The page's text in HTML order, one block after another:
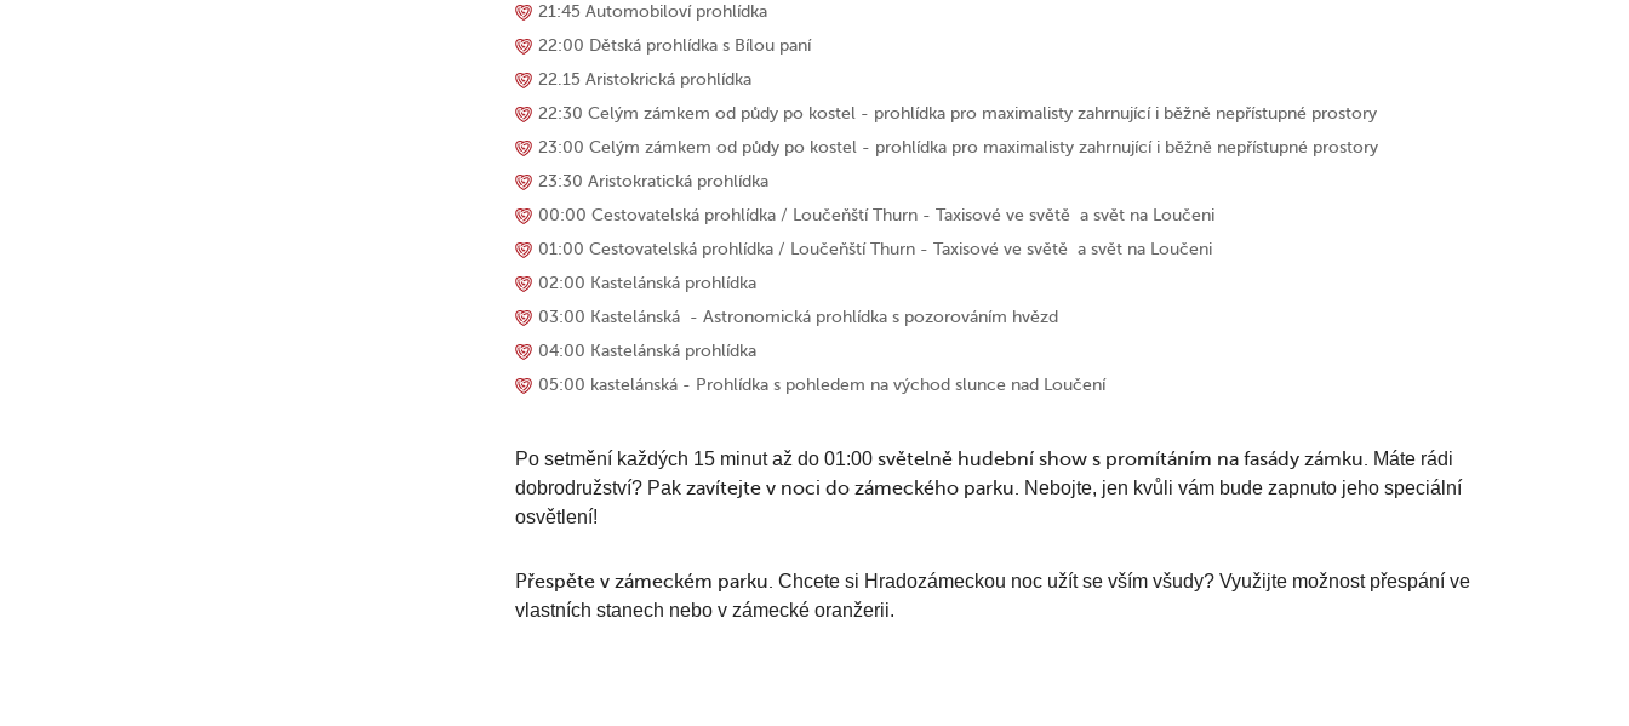
21:45 Automobiloví prohlídka
22:00 Dětská prohlídka s Bílou paní
22.15 Aristokrická prohlídka
22:30 Celým zámkem od půdy po kostel - prohlídka pro maximalisty zahrnující i běžně nepřístupné prostory
23:00 Celým zámkem od půdy po kostel - prohlídka pro maximalisty zahrnující i běžně nepřístupné prostory
23:30 Aristokratická prohlídka
00:00 Cestovatelská prohlídka / Loučeňští Thurn - Taxisové ve světě a svět na Loučeni
01:00 Cestovatelská prohlídka / Loučeňští Thurn - Taxisové ve světě a svět na Loučeni
02:00 Kastelánská prohlídka
03:00 Kastelánská - Astronomická prohlídka s pozorováním hvězd
04:00 Kastelánská prohlídka
05:00 kastelánská - Prohlídka s pohledem na východ slunce nad Loučení
Po setmění každých 15 minut až do 01:00 světelně hudební show s promítáním na fasády zámku. Máte rádi
dobrodružství? Pakzavítejte v noci do zámeckého parku. Nebojte, jen kvůli vám bude zapnuto jeho speciální
osvětlení!
Přespěte v zámeckém parku. Chcete si Hradozámeckou noc užít se vším všudy? Využijte možnost přespání ve
vlastních stanech nebo v zámecké oranžerii.